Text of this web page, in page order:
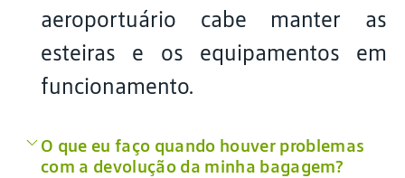
aeroportuário cabe manter as
esteiras e os equipamentos em
funcionamento.
O que eu faço quando houver problemas
com a devolução da minha bagagem?